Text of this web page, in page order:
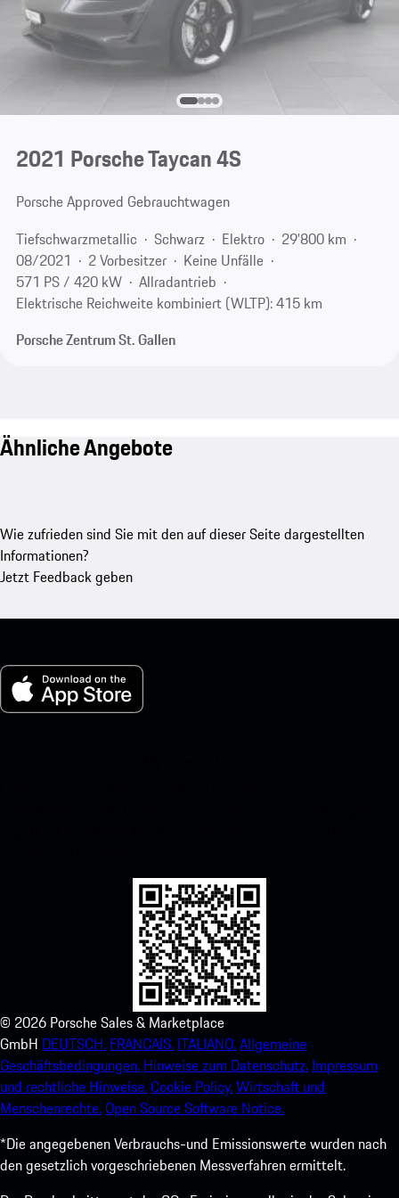
2021 Porsche Taycan 4S
Porsche Approved Gebrauchtwagen
Tiefschwarzmetallic
Schwarz Elektro
29'800 km
08/2021
2 Vorbesitzer
Keine Unfälle
571 PS / 420 kW
Allradantrieb
Elektrische Reichweite kombiniert (WLTP): 415 km
Porsche Zentrum St. Gallen
Ähnliche Angebote
Wie zufrieden sind Sie mit den auf dieser Seite dargestellten
Informationen?
Jetzt Feedback geben
© 2026 Porsche Sales & Marketplace
GmbH DEUTSCH. FRANCAIS. ITALIANO.Allgemeine
Geschäftsbedingungen. Hinweise zum Datenschutz. Impressum
und rechtliche Hinweise.Cookie Policy.Wirtschaft und
Menschenrechte.Open Source Software Notice.
*Die angegebenen Verbrauchs-und Emissionswerte wurden nach
den gesetzlich vorgeschriebenen Messverfahren ermittelt.